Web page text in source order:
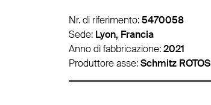
Nr. di riferimento:5474007
Sede: Lyon, Francia
Anno di fabbricazione:2016
Produttore asse:Schmitz ROTOS